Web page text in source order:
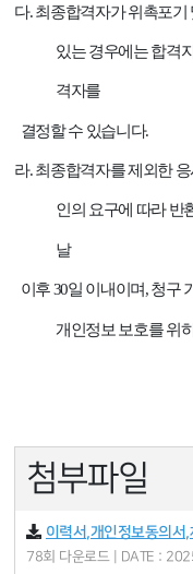
다.최종합격자가 위촉포기
있는 경우에는 합격
격자를
결정할 수 있습니다.
라.최종합격자를 제외한
인의 요구에 따라 반
날
이후30일 이내이며,청구
개인정보 보호를 위
첨부파일
이력서,개인정보동의
78회 다운로드 | DATE :